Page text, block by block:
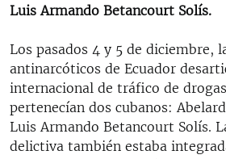
LOS SANTOS DE HIALEAH
LA INVASIÓN DE RUSIA A UCRANIA
Luis Armando Betancourt Solís.
Los pasados 4 y 5 de diciembre,
antinarcóticos de Ecuador
internacional de tráfico de
pertenecían dos cubanos:
Luis Armando Betancourt Solís.
delictiva también estaba